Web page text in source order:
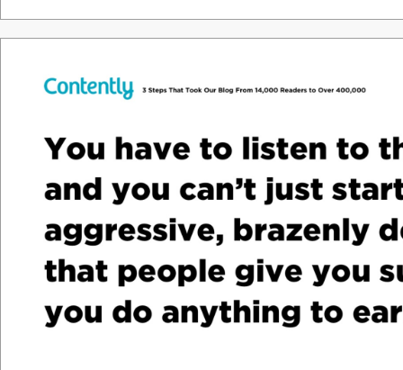
Thank &you.